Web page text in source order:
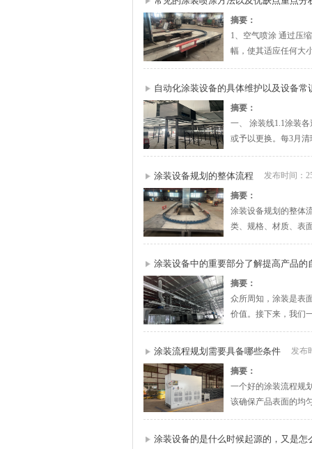
摘要：
1、空气喷涂 通过压
幅，使其适应任何大
自动化涂装设备的具体维护以及设备常
摘要：
一、 涂装线1.1涂装
或予以更换。每3月
涂装设备规划的整体流程 发布时间：
摘要：
涂装设备规划的整体
类、规格、材质、表
涂装设备中的重要部分了解提高产品的
摘要：
众所周知，涂装是表
价值。接下来，我们
涂装流程规划需要具备哪些条件 发布
摘要：
一个好的涂装流程规
该确保产品表面的均
涂装设备的是什么时候起源的，又是怎